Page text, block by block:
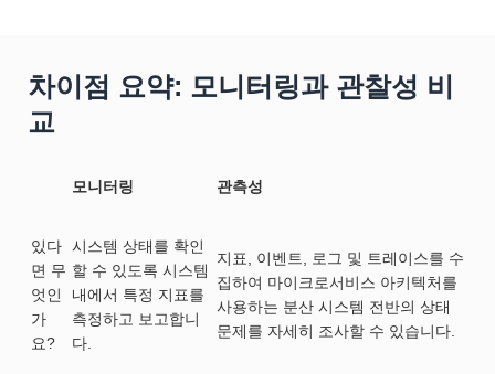
차이점 요약: 모니터링과 관찰성 비
교
모니터링 관측성
있다
면 무
엇인
가
요?
시스템 상태를 확인
할 수 있도록 시스템
내에서 특정 지표를
측정하고 보고합니
다.
지표, 이벤트, 로그 및 트레이스를 수
집하여 마이크로서비스 아키텍처를
사용하는 분산 시스템 전반의 상태
문제를 자세히 조사할 수 있습니다.